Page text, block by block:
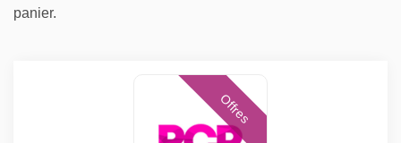
panier.
Offres